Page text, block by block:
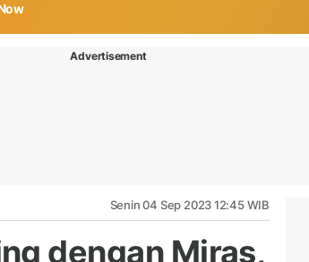
Advertisement
Senin 04 Sep 2023 12:45 WIB
dengan Miras,